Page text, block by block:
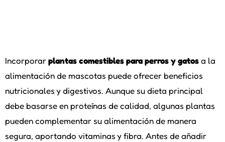
Incorporarplantas comestibles para perros y gatosa la
alimentación de mascotas puede ofrecer beneficios
nutricionales y digestivos. Aunque su dieta principal
debe basarse en proteínas de calidad, algunas plantas
pueden complementar su alimentación de manera
segura, aportando vitaminas y fibra. Antes de añadir